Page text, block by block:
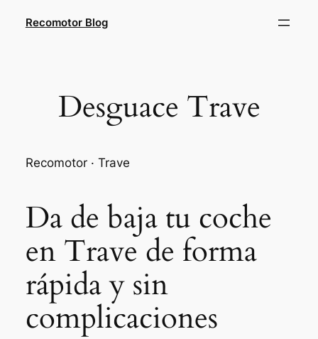
Recomotor Blog
Desguace Trave
Recomotor · Trave
Da de baja tu coche
en Trave de forma
rápida y sin
complicaciones